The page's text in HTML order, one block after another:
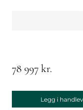
78 997 kr.
Legg i